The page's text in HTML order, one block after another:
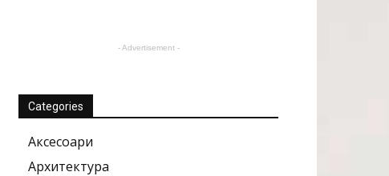
- Advertisement -
Categories
Аксесоари
Архитектура